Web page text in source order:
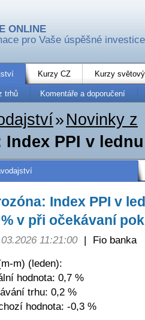
ONLINE
pro Vaše úspěšné investice
Kurzy CZ Kurzy
trhů Komentáře a doporučení
» Novinky z
Index PPI v
Index PPI v
v při očekávaní
11:21:00 |
Fio banka
m) (leden):
hodnota: 0,7 %
trhu: 0,2 %
hodnota: -0,3 %